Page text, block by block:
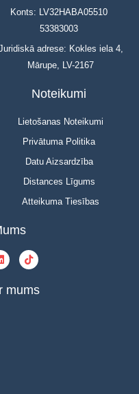
Konts: LV32HABA05510
53383003
adrese: Kokles iela 4,
Mārupe, LV-2167
Noteikumi
Lietošanas Noteikumi
Privātuma Politika
Datu Aizsardzība
Distances Līgums
Atteikuma Tiesības
mums